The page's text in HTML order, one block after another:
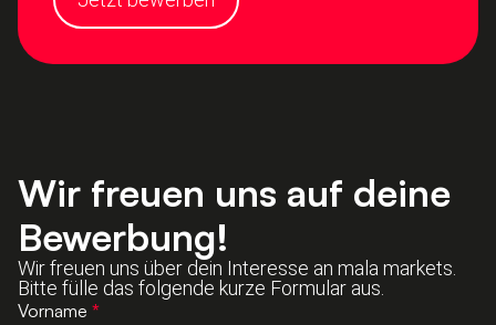
Wir freuen uns auf deine
Bewerbung!
Wir freuen uns über dein Interesse an mala markets.
Bitte fülle das folgende kurze Formular aus.
Bewerbung
Vorname *